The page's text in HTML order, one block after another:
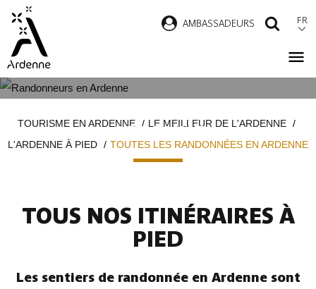
contenu
principal
AMBASSADEURS FR
ARDENNE
d'ArianeTOURISME EN ARDENNE
LE MEILLEUR DE L'ARDENNE
L'ARDENNE À PIED
TOUTES LES RANDONNÉES EN ARDENNE
TOUS NOS ITINÉRAIRES À
PIED
Les sentiers de randonnée en Ardenne sont